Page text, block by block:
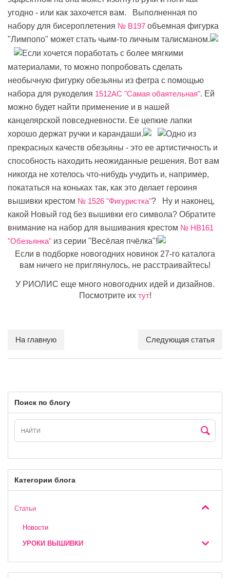
угодно - или как захочется вам. Выполненная по
набору для бисероплетения № В197 объемная фигурка
"Лимпопо" может стать чьим-то личным талисманом.
Если хочется поработать с более мягкими
материалами, то можно попробовать сделать
необычную фигурку обезьяны из фетра с помощью
набора для рукоделия 1512АС "Самая обаятельная". Ей
можно будет найти применение и в нашей
канцелярской повседневности. Ее цепкие лапки
хорошо держат ручки и карандаши.
Одно из
прекрасных качеств обезьяны - это ее артистичность и
способность находить неожиданные решения. Вот вам
никогда не хотелось что-нибудь учудить и, например,
покататься на коньках так, как это делает героиня
вышивки крестом № 1526 "Фигуристка"? Ну и наконец,
какой Новый год без вышивки его символа? Обратите
внимание на набор для вышивания крестом № HB161
"Обезьянка" из серии "Весёлая пчёлка"!
Если в подборке новогодних новинок 27-го каталога
вам ничего не приглянулось, не расстраивайтесь!
У РИОЛИС еще много новогодних идей и дизайнов.
Посмотрите их тут!
На главную Следующая статья
Поиск по блогу
Категории блога
Статьи
Новости
УРОКИ ВЫШИВКИ